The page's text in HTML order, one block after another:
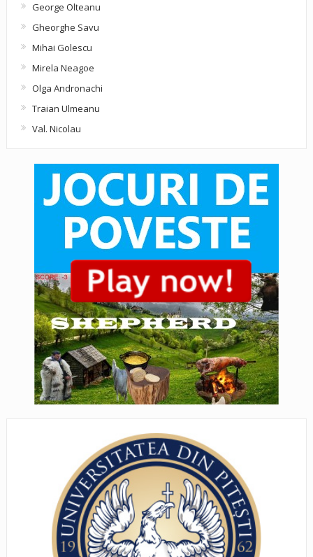
George Olteanu
Gheorghe Savu
Mihai Golescu
Mirela Neagoe
Olga Andronachi
Traian Ulmeanu
Val. Nicolau